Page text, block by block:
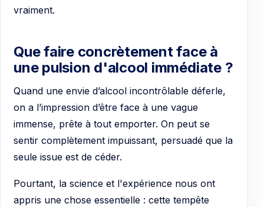
vraiment.
Que faire concrètement face à
une pulsion d'alcool immédiate ?
Quand une envie d’alcool incontrôlable déferle,
on a l’impression d’être face à une vague
immense, prête à tout emporter. On peut se
sentir complètement impuissant, persuadé que la
seule issue est de céder.
Pourtant, la science et l'expérience nous ont
appris une chose essentielle : cette tempête